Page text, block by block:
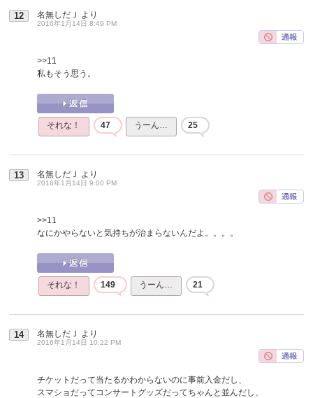
12 名無しだＪ より
2016年1月14日 8:49 PM
>>11
私もそう思う。
それな！ 47 うーん… 25
13 名無しだＪ より
2016年1月14日 9:00 PM
>>11
なにかやらないと気持ちが治まらないんだよ。。。。
それな！ 149 うーん… 21
14 名無しだＪ より
2016年1月14日 10:22 PM
チケットだって当たるかわからないのに事前入金だし、
スマショだってコンサートグッズだってちゃんと並んだし、